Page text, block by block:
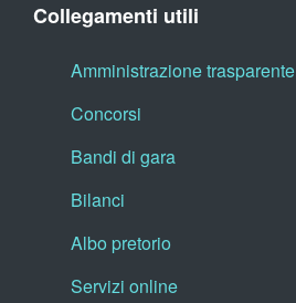
Collegamenti utili
Amministrazione trasparente
Concorsi
Bandi di gara
Bilanci
Albo pretorio
Servizi online